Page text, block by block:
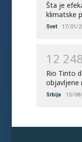
Šta je
klimatske
Svet 17/01/
1 2 248
Rio Tinto
objavljene
Srbija 15/